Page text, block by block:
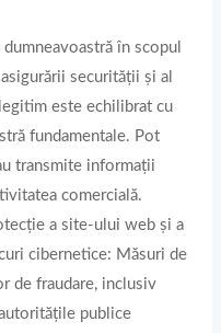
în scopul
securității și al
este echilibrat cu
fundamentale. Pot
transmite informații
comercială.
a site-ului web și a
cibernetice: Măsuri de
de fraudare, inclusiv
publice